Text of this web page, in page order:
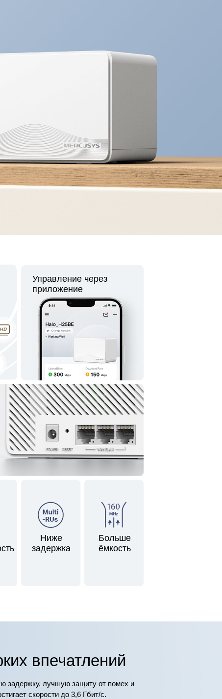
Управление через
приложение
Ниже
задержка
Больше
ёмкость
впечатлений
задержку, лучшую защиту от помех и
скорости до 3,6 Гбит/с.